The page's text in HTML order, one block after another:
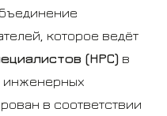
которое ведёт
(НРС) в
инженерных
в соответствии